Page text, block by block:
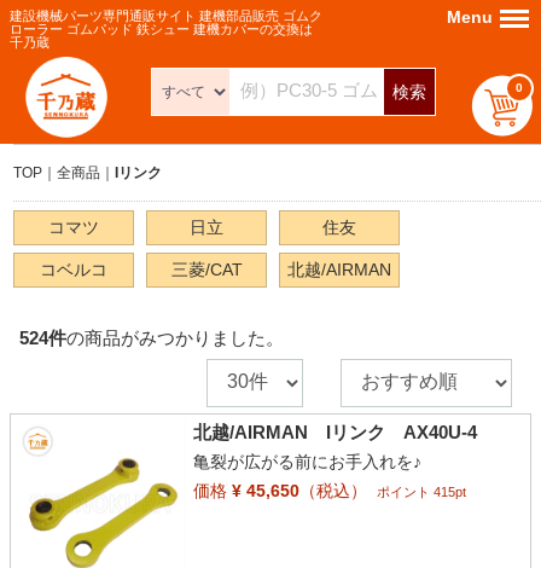
建設機械パーツ専門通販サイト 建機部品販売 ゴムク
ローラー ゴムパッド 鉄シュー 建機カバーの交換は
千乃蔵
検索 0
Menu Menu
TOP 全商品 Iリンク
コマツ 日立 住友
コベルコ 三菱/CAT 北越/AIRMAN
524件の商品がみつかりました。
北越/AIRMAN Iリンク AX40U-4
亀裂が広がる前にお手入れを♪
価格¥ 45,650（税込） ポイント 415pt